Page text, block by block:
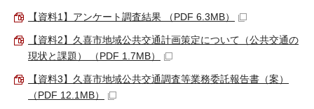
【資料1】アンケート調査結果 （PDF 6.3MB）
【資料2】久喜市地域公共交通計画策定について（公共交通の
現状と課題） （PDF 1.7MB）
【資料3】久喜市地域公共交通調査等業務委託報告書（案）
（PDF 12.1MB）